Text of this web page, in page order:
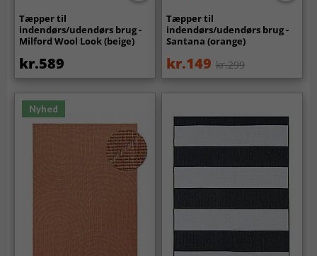
Tæpper til
indendørs/udendørs brug -
Milford Wool Look (beige)
kr.589
Tæpper til
indendørs/udendørs brug -
Santana (orange)
kr.149 kr.299
Nyhed